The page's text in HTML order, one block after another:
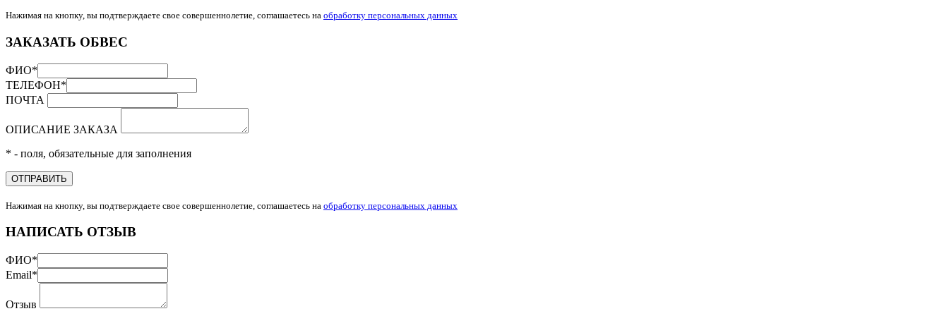
Нажимая на кнопку, вы подтверждаете свое совершеннолетие, соглашаетесь на обработку персональных данных
ЗАКАЗАТЬ ОБВЕС
ФИО*
ТЕЛЕФОН*
ПОЧТА
ОПИСАНИЕ ЗАКАЗА
* - поля, обязательные для заполнения
ОТПРАВИТЬ
Нажимая на кнопку, вы подтверждаете свое совершеннолетие, соглашаетесь на обработку персональных данных
НАПИСАТЬ ОТЗЫВ
ФИО*
Email*
Отзыв